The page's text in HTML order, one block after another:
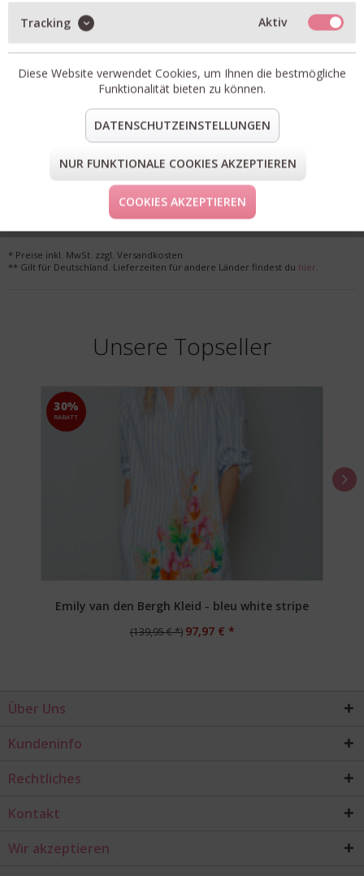
Ärmel und Kragen in gelb abgesetzt
Artikel-Nr.:
0097519-0211.1
100% Baumwolle
teilen
pin it mail teilen
FORM & GRÖSSE
LIEFERUNG & KOSTENLOSE RETOURE
* Preise inkl. MwSt. zzgl. Versandkosten
** Gilt für Deutschland. Lieferzeiten für andere Länder findest du hier.
Unsere Topseller
30%
RABATT
Emily van den Bergh Kleid - bleu white stripe
(139,95 € *) 97,97 € *
Über Uns
Kundeninfo
Rechtliches
Kontakt
Wir akzeptieren
Tracking Aktiv
Diese Website verwendet Cookies, um Ihnen die bestmögliche
Funktionalität bieten zu können.
DATENSCHUTZEINSTELLUNGEN
NUR FUNKTIONALE COOKIES AKZEPTIEREN
COOKIES AKZEPTIEREN